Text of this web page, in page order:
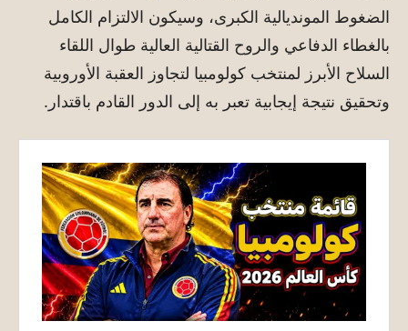
الضغوط المونديالية الكبرى، وسيكون الالتزام الكامل
بالغطاء الدفاعي والروح القتالية العالية طوال اللقاء
السلاح الأبرز لمنتخب كولومبيا لتجاوز العقبة الأوروبية
وتحقيق نتيجة إيجابية تعبر به إلى الدور القادم باقتدار.